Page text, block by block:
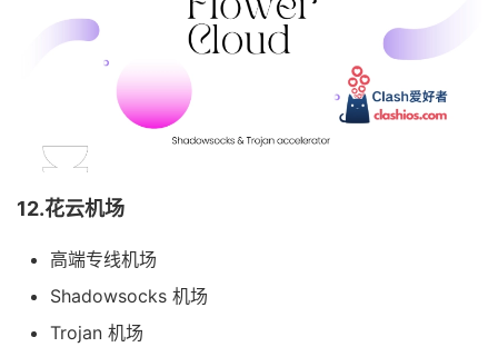
12.花云机场
高端专线机场
Shadowsocks 机场
Trojan 机场